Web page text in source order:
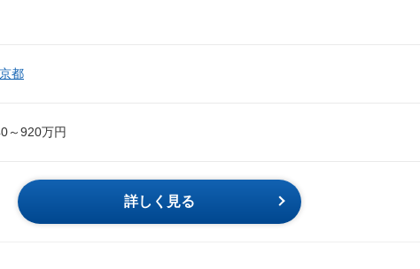
都
～920万円
詳しく見る